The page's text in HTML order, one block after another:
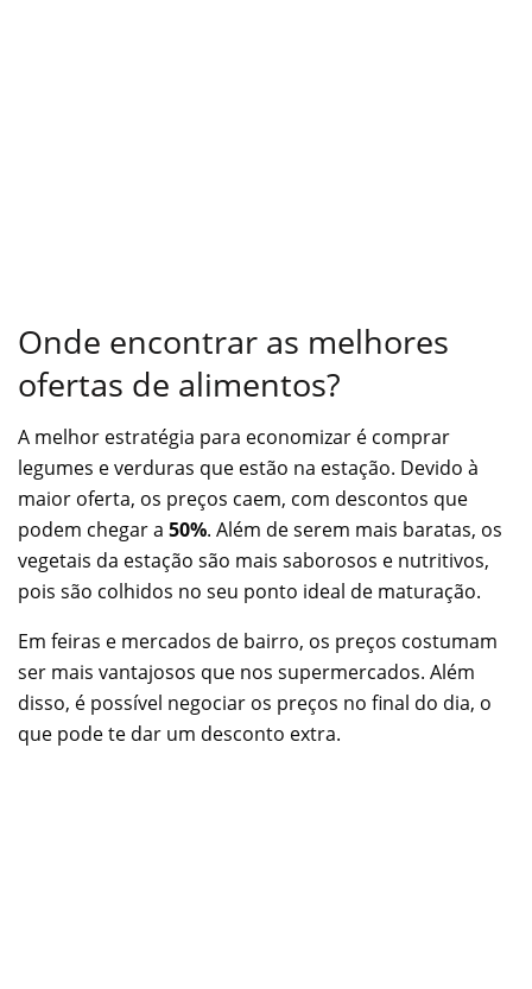
Onde encontrar as melhores
ofertas de alimentos?
A melhor estratégia para economizar é comprar
legumes e verduras que estão na estação. Devido à
maior oferta, os preços caem, com descontos que
podem chegar a 50%. Além de serem mais baratas, os
vegetais da estação são mais saborosos e nutritivos,
pois são colhidos no seu ponto ideal de maturação.
Em feiras e mercados de bairro, os preços costumam
ser mais vantajosos que nos supermercados. Além
disso, é possível negociar os preços no final do dia, o
que pode te dar um desconto extra.